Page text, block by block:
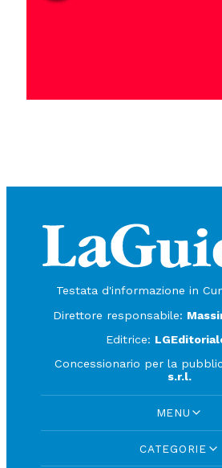
Testata d'informazione in
Direttore responsabile:
Editrice:
Concessionario per la
s.r.l.
MENU
CATEGORIE